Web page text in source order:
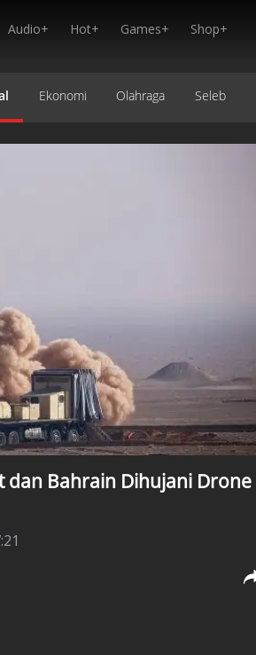
Audio+ Hot+ Games+ Shop+
Ekonomi Olahraga Seleb
dan Bahrain Dihujani Drone